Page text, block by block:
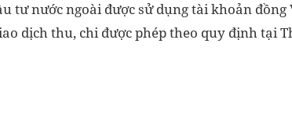
tư nước ngoài được sử dụng tài khoản
dịch thu, chi được phép theo quy định tại